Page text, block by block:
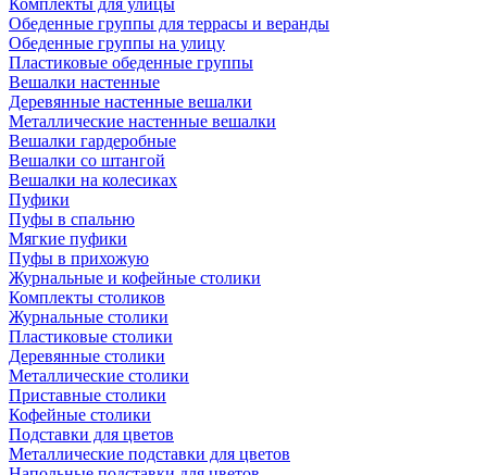
Комплекты для улицы
Обеденные группы для террасы и веранды
Обеденные группы на улицу
Пластиковые обеденные группы
Вешалки настенные
Деревянные настенные вешалки
Металлические настенные вешалки
Вешалки гардеробные
Вешалки со штангой
Вешалки на колесиках
Пуфики
Пуфы в спальню
Мягкие пуфики
Пуфы в прихожую
Журнальные и кофейные столики
Комплекты столиков
Журнальные столики
Пластиковые столики
Деревянные столики
Металлические столики
Приставные столики
Кофейные столики
Подставки для цветов
Металлические подставки для цветов